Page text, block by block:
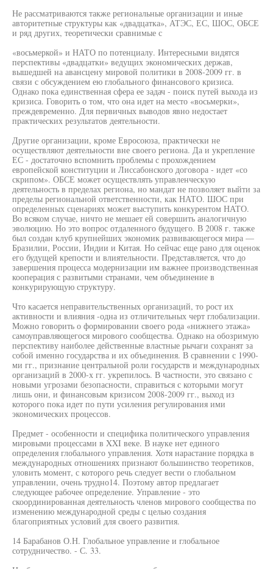
Не рассматриваются также региональные организации и иные
авторитетные структуры как «двадцатка», АТЭС, ЕС, ШОС, ОБСЕ
и ряд других, теоретически сравнимые с
«восьмеркой» и НАТО по потенциалу. Интересными видятся
перспективы «двадцатки» ведущих экономических держав,
вышедшей на авансцену мировой политики в 2008-2009 гг. в
связи с обсуждением ею глобального финансового кризиса.
Однако пока единственная сфера ее задач - поиск путей выхода из
кризиса. Говорить о том, что она идет на место «восьмерки»,
преждевременно. Для первичных выводов явно недостает
практических результатов деятельности.
Другие организации, кроме Евросоюза, практически не
осуществляют деятельности вне своего региона. Да и укрепление
ЕС - достаточно вспомнить проблемы с прохождением
европейской конституции и Лиссабонского договора - идет «со
скрипом». ОБСЕ может осуществлять управленческую
деятельность в пределах региона, но мандат не позволяет выйти за
пределы региональной ответственности, как НАТО. ШОС при
определенных сценариях может выступить конкурентом НАТО.
Во всяком случае, ничто не мешает ей совершить аналогичную
эволюцию. Но это вопрос отдаленного будущего. В 2008 г. также
был создан клуб крупнейших экономик развивающегося мира —
Бразилии, России, Индии и Китая. Но сейчас еще рано для оценок
его будущей крепости и влиятельности. Представляется, что до
завершения процесса модернизации им важнее производственная
кооперация с развитыми странами, чем объединение в
конкурирующую структуру.
Что касается неправительственных организаций, то рост их
активности и влияния -одна из отличительных черт глобализации.
Можно говорить о формировании своего рода «нижнего этажа»
самоуправляющегося мирового сообщества. Однако на обозримую
перспективу наиболее действенные властные рычаги сохранят за
собой именно государства и их объединения. В сравнении с 1990-
ми гг., признание центральной роли государств и международных
организаций в 2000-х гг. укрепилось. В частности, это связано с
новыми угрозами безопасности, справиться с которыми могут
лишь они, и финансовым кризисом 2008-2009 гг., выход из
которого пока идет по пути усиления регулирования ими
экономических процессов.
Предмет - особенности и специфика политического управления
мировыми процессами в XXI веке. В науке нет единого
определения глобального управления. Хотя нарастание порядка в
международных отношениях признают большинство теоретиков,
уловить момент, с которого речь следует вести о глобальном
управлении, очень трудно14. Поэтому автор предлагает
следующее рабочее определение. Управление - это
скоординированная деятельность членов мирового сообщества по
изменению международной среды с целью создания
благоприятных условий для своего развития.
14 Барабанов О.Н. Глобальное управление и глобальное
сотрудничество. - С. 33.